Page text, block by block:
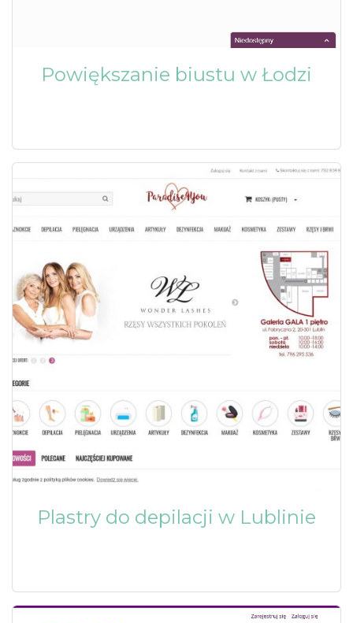
Powiększanie biustu w Łodzi
Plastry do depilacji w Lublinie